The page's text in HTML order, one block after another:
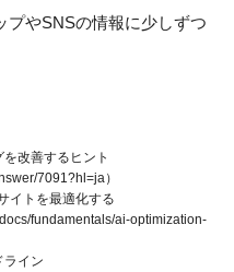
プやSNSの情報に少しずつ
改善するヒント
7091?hl=ja）
イトを最適化する
fundamentals/ai-optimization-
ライン